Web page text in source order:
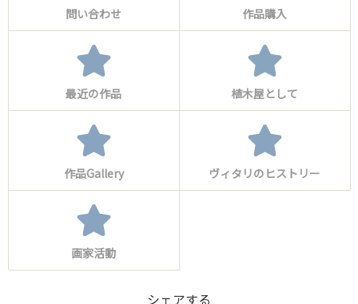
問い合わせ 作品購入
最近の作品 植木屋として
作品Gallery ヴィタリのヒストリー
画家活動
シェアする